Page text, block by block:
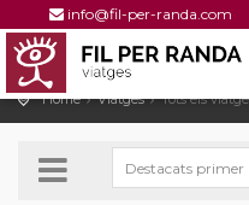
info@fil-per-randa.com
Home Viatges Tots els